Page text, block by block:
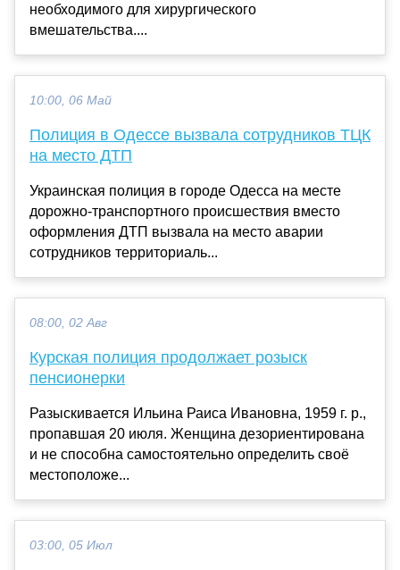
необходимого для хирургического
вмешательства....
10:00, 06 Май
Полиция в Одессе вызвала сотрудников ТЦК
на место ДТП
Украинская полиция в городе Одесса на месте
дорожно-транспортного происшествия вместо
оформления ДТП вызвала на место аварии
сотрудников территориаль...
08:00, 02 Авг
Курская полиция продолжает розыск
пенсионерки
Разыскивается Ильина Раиса Ивановна, 1959 г. р.,
пропавшая 20 июля. Женщина дезориентирована
и не способна самостоятельно определить своё
местоположе...
03:00, 05 Июл